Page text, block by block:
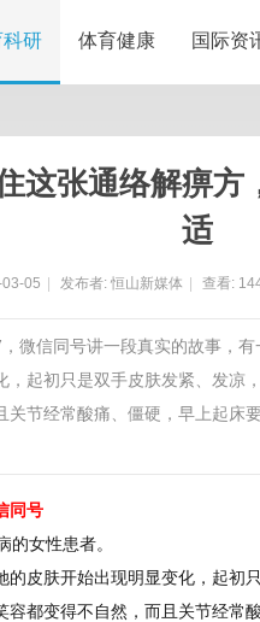
研 体育健康 国际资
这张通络解痹
适
05 发布者: 恒山新媒体 查看:
微信同号讲一段真实的故事，
起初只是双手皮肤发紧、发凉
节经常酸痛、僵硬，早上起床
同号
女性患者。
皮肤开始出现明显变化，起初
都变得不自然，而且关节经常